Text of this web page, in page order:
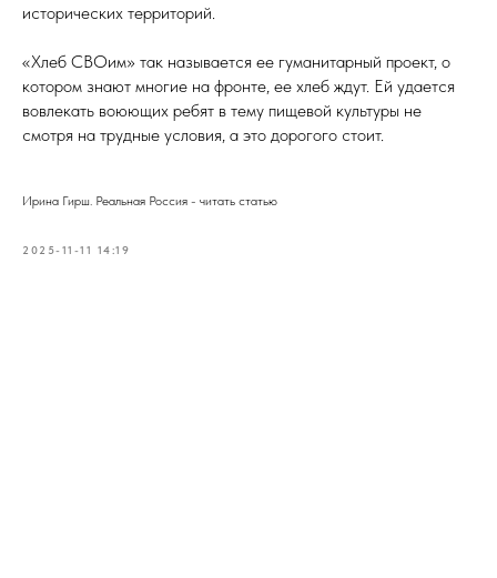
исторических территорий.
«Хлеб СВОим» так называется ее гуманитарный проект, о
котором знают многие на фронте, ее хлеб ждут. Ей удается
вовлекать воюющих ребят в тему пищевой культуры не
смотря на трудные условия, а это дорогого стоит.
Ирина Гирш. Реальная Россия - читать статью
2025-11-11 14:19